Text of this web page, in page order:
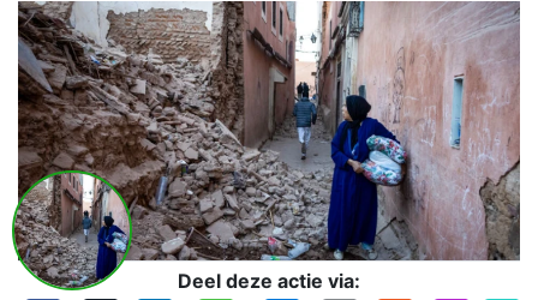
Deel deze actie via: